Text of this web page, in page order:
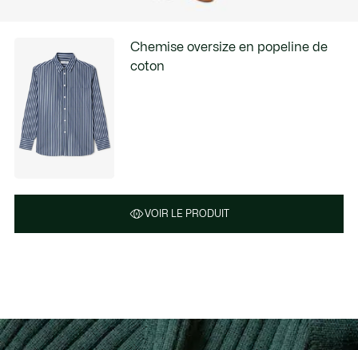
Chemise oversize en popeline de
coton
VOIR LE PRODUIT